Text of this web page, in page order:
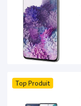
Top Produit